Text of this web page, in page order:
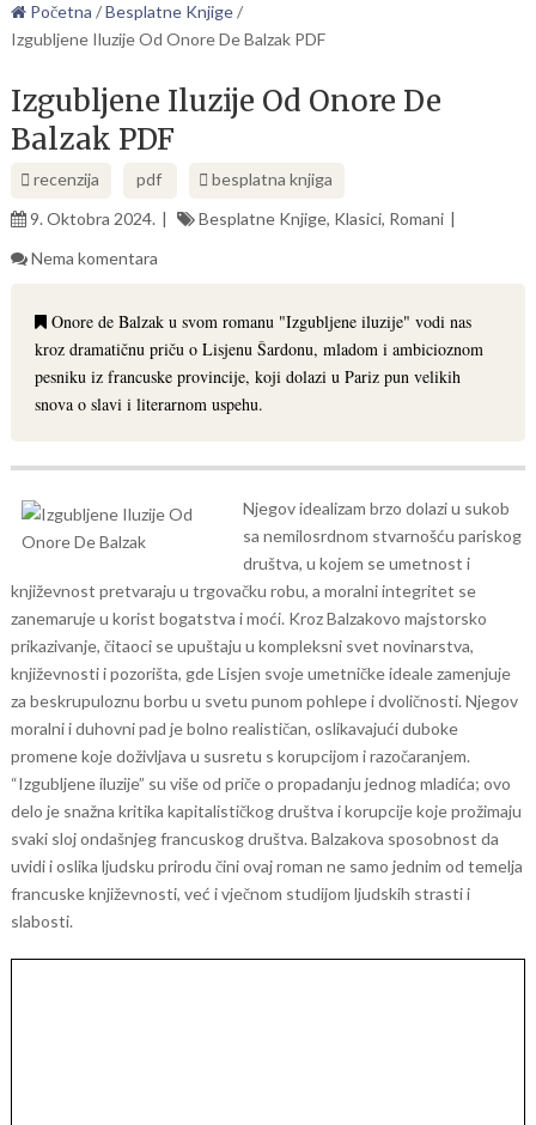
Početna /Besplatne Knjige/
Izgubljene Iluzije Od Onore De Balzak PDF
Izgubljene Iluzije Od Onore De
Balzak PDF
recenzija pdf
besplatna knjiga
9. Oktobra 2024.
Besplatne Knjige, Klasici, Romani
Nema komentara
Onore de Balzak u svom romanu "Izgubljene iluzije" vodi nas
kroz dramatičnu priču o Lisjenu Šardonu, mladom i ambicioznom
pesniku iz francuske provincije, koji dolazi u Pariz pun velikih
snova o slavi i literarnom uspehu.
Njegov idealizam brzo dolazi u sukob
sa nemilosrdnom stvarnošću pariskog
društva, u kojem se umetnost i
književnost pretvaraju u trgovačku robu, a moralni integritet se
zanemaruje u korist bogatstva i moći. Kroz Balzakovo majstorsko
prikazivanje, čitaoci se upuštaju u kompleksni svet novinarstva,
književnosti i pozorišta, gde Lisjen svoje umetničke ideale zamenjuje
za beskrupuloznu borbu u svetu punom pohlepe i dvoličnosti. Njegov
moralni i duhovni pad je bolno realističan, oslikavajući duboke
promene koje doživljava u susretu s korupcijom i razočaranjem.
“Izgubljene iluzije” su više od priče o propadanju jednog mladića; ovo
delo je snažna kritika kapitalističkog društva i korupcije koje prožimaju
svaki sloj ondašnjeg francuskog društva. Balzakova sposobnost da
uvidi i oslika ljudsku prirodu čini ovaj roman ne samo jednim od temelja
francuske književnosti, već i vječnom studijom ljudskih strasti i
slabosti.